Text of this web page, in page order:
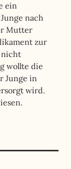
ein
nach
Mutter
zur
nicht
wollte die
Junge in
wird.